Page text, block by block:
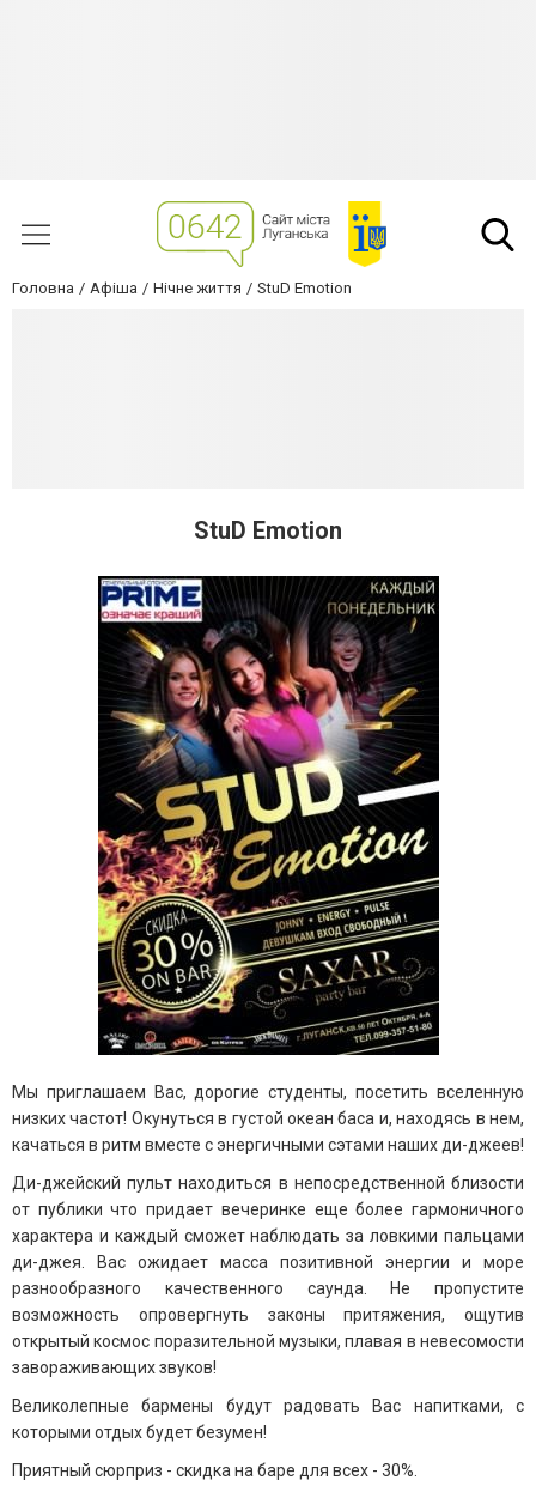
Головна Афіша Нічне життя StuD Emotion
StuD Emotion
Мы приглашаем Вас, дорогие студенты, посетить вселенную
низких частот! Окунуться в густой океан баса и, находясь в нем,
качаться в ритм вместе с энергичными сэтами наших ди-джеев!
Ди-джейский пульт находиться в непосредственной близости
от публики что придает вечеринке еще более гармоничного
характера и каждый сможет наблюдать за ловкими пальцами
ди-джея. Вас ожидает масса позитивной энергии и море
разнообразного качественного саунда. Не пропустите
возможность опровергнуть законы притяжения, ощутив
открытый космос поразительной музыки, плавая в невесомости
завораживающих звуков!
Великолепные бармены будут радовать Вас напитками, с
которыми отдых будет безумен!
Приятный сюрприз - скидка на баре для всех - 30%.